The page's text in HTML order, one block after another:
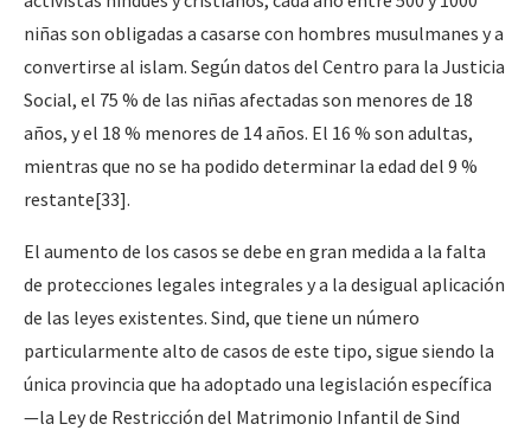
niñas son obligadas a casarse con hombres musulmanes y a
convertirse al islam. Según datos del Centro para la Justicia
Social, el 75 % de las niñas afectadas son menores de 18
años, y el 18 % menores de 14 años. El 16 % son adultas,
mientras que no se ha podido determinar la edad del 9 %
restante[33].
El aumento de los casos se debe en gran medida a la falta
de protecciones legales integrales y a la desigual aplicación
de las leyes existentes. Sind, que tiene un número
particularmente alto de casos de este tipo, sigue siendo la
única provincia que ha adoptado una legislación específica
—la Ley de Restricción del Matrimonio Infantil de Sind